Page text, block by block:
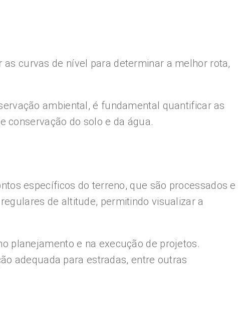
curvas de nível para determinar a melhor rota,
ambiental, é fundamental quantificar as
conservação do solo e da água.
específicos do terreno, que são processados e
de altitude, permitindo visualizar a
planejamento e na execução de projetos.
adequada para estradas, entre outras